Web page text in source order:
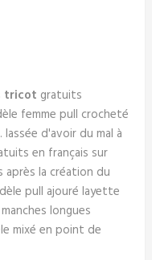
tricot gratuits
femme pull crocheté
d'avoir du mal à
en français sur
la création du
pull ajouré layette
longues
mixé en point de